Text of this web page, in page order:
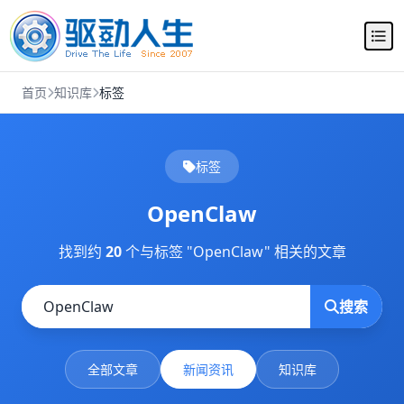
首页 知识库 标签
标签
OpenClaw
找到约 20个与标签 "OpenClaw" 相关的文章
搜索
全部文章 新闻资讯 知识库